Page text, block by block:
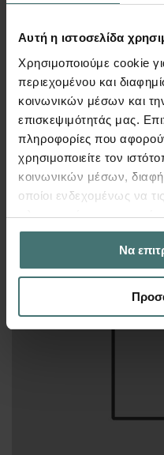
Αυτή η ιστοσελίδα
Χρησιμοποιούμε cookie
περιεχομένου και
κοινωνικών μέσων και
επισκεψιμότητάς μας.
πληροφορίες που
χρησιμοποιείτε τον
κοινωνικών μέσων,
οποίοι ενδεχομένως να
πληροφορίες που τους
έχουν συλλέξει σε
των υπηρεσιών τους.
Να
250€
Σύνδεση έδρασης